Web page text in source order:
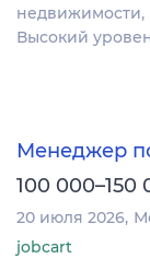
недвижимости,
Высокий
Менеджер
100 000–150
20 июля 2026
jobcart